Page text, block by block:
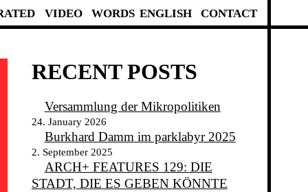
VIDEO WORDS ENGLISH CONTACT
RECENT POSTS
Versammlung der Mikropolitiken
24. January 2026
Burkhard Damm im parklabyr 2025
2. September 2025
ARCH+ FEATURES 129: DIE
STADT, DIE ES GEBEN KÖNNTE